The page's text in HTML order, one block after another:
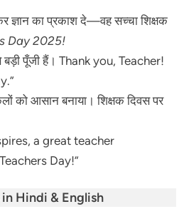
ज्ञान का प्रकाश दे—वह सच्चा शिक्षक
Day 2025!
बड़ी पूँजी हैं। Thank you, Teacher!
को आसान बनाया। शिक्षक दिवस पर
a great teacher
Day!”
Hindi & English